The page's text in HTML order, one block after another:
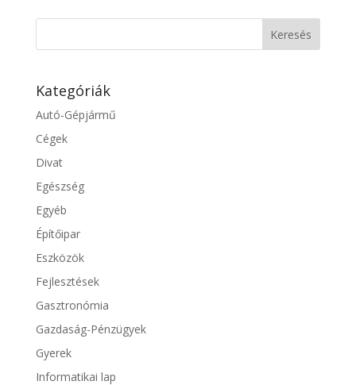
Kategóriák
Autó-Gépjármű
Cégek
Divat
Egészség
Egyéb
Építőipar
Eszközök
Fejlesztések
Gasztronómia
Gazdaság-Pénzügyek
Gyerek
Informatikai lap